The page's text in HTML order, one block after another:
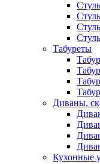
Табуреты
Диваны,
Кухонные